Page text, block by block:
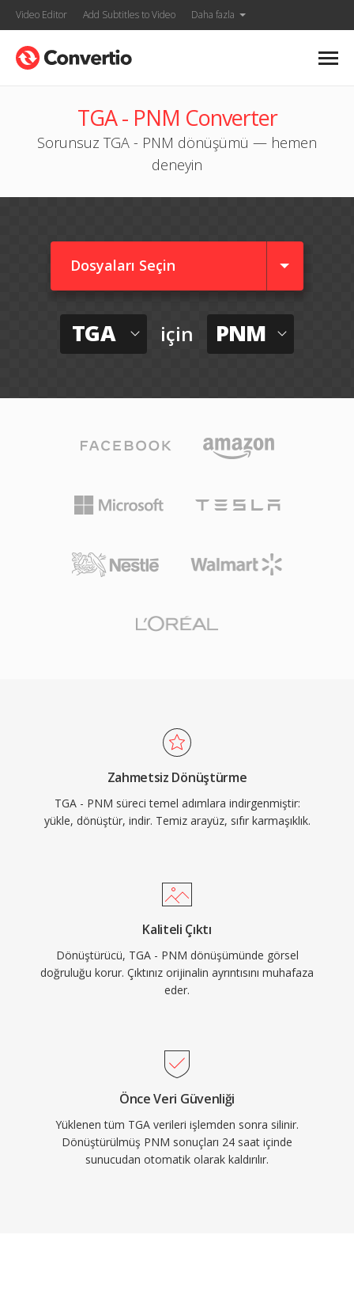
Video Editor Add Subtitles to Video Daha fazla
TGA - PNM Converter
Sorunsuz TGA - PNM dönüşümü — hemen
deneyin
Dosyaları Seçin
TGA için PNM
Zahmetsiz Dönüştürme
TGA - PNM süreci temel adımlara indirgenmiştir:
yükle, dönüştür, indir. Temiz arayüz, sıfır karmaşıklık.
Kaliteli Çıktı
Dönüştürücü, TGA - PNM dönüşümünde görsel
doğruluğu korur. Çıktınız orijinalin ayrıntısını muhafaza
eder.
Önce Veri Güvenliği
Yüklenen tüm TGA verileri işlemden sonra silinir.
Dönüştürülmüş PNM sonuçları 24 saat içinde
sunucudan otomatik olarak kaldırılır.